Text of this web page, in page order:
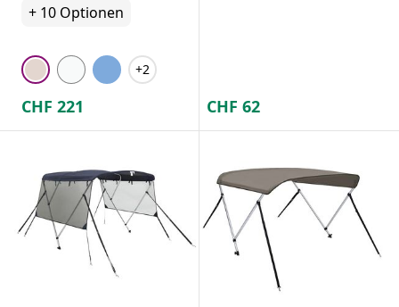
+ 10 Optionen
+2
CHF 221 CHF 62